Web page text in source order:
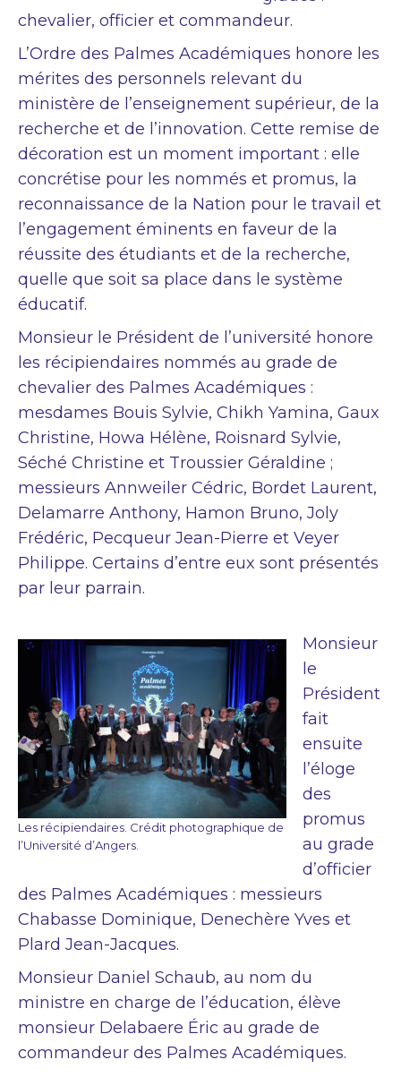
chevalier, officier et commandeur.
L’Ordre des Palmes Académiques honore les
mérites des personnels relevant du
ministère de l’enseignement supérieur, de la
recherche et de l’innovation. Cette remise de
décoration est un moment important : elle
concrétise pour les nommés et promus, la
reconnaissance de la Nation pour le travail et
l’engagement éminents en faveur de la
réussite des étudiants et de la recherche,
quelle que soit sa place dans le système
éducatif.
Monsieur le Président de l’université honore
les récipiendaires nommés au grade de
chevalier des Palmes Académiques :
mesdames Bouis Sylvie, Chikh Yamina, Gaux
Christine, Howa Hélène, Roisnard Sylvie,
Séché Christine et Troussier Géraldine ;
messieurs Annweiler Cédric, Bordet Laurent,
Delamarre Anthony, Hamon Bruno, Joly
Frédéric, Pecqueur Jean-Pierre et Veyer
Philippe. Certains d’entre eux sont présentés
par leur parrain.
Les récipiendaires. Crédit photographique de
l’Université d’Angers.
Monsieur
le
Président
fait
ensuite
l’éloge
des
promus
au grade
d’officier
des Palmes Académiques : messieurs
Chabasse Dominique, Denechère Yves et
Plard Jean-Jacques.
Monsieur Daniel Schaub, au nom du
ministre en charge de l’éducation, élève
monsieur Delabaere Éric au grade de
commandeur des Palmes Académiques.